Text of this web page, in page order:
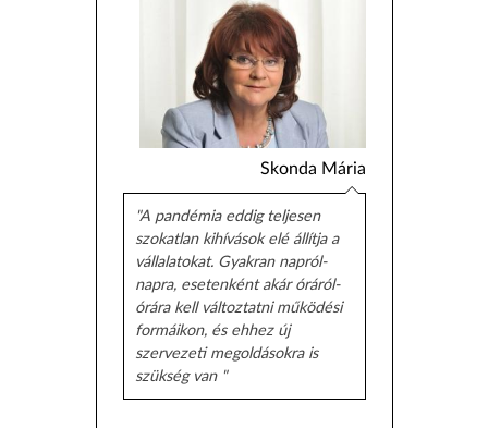
Skonda Mária
"A pandémia eddig teljesen
szokatlan kihívások elé állítja a
vállalatokat. Gyakran napról-
napra, esetenként akár óráról-
órára kell változtatni működési
formáikon, és ehhez új
szervezeti megoldásokra is
szükség van "